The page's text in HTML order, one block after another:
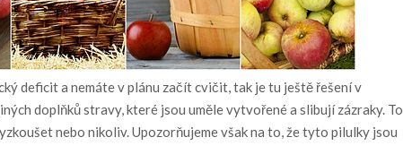
deficit a nemáte v plánu začít cvičit, tak je tu ještě řešení v
doplňků stravy, které jsou uměle vytvořené a slibují zázraky. To
nebo nikoliv. Upozorňujeme však na to, že tyto pilulky jsou